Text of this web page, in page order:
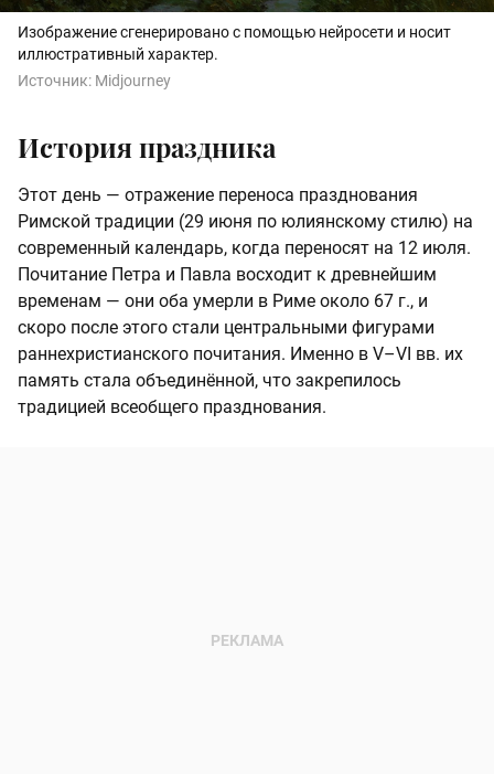
Изображение сгенерировано с помощью нейросети и носит
иллюстративный характер.
Источник: Midjourney
История праздника
Этот день — отражение переноса празднования
Римской традиции (29 июня по юлиянскому стилю) на
современный календарь, когда переносят на 12 июля.
Почитание Петра и Павла восходит к древнейшим
временам — они оба умерли в Риме около 67 г., и
скоро после этого стали центральными фигурами
раннехристианского почитания. Именно в V–VI вв. их
память стала объединённой, что закрепилось
традицией всеобщего празднования.